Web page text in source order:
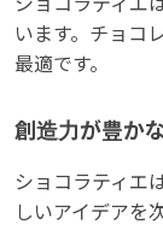
います。チョコ
最適です。
創造力が豊か
ショコラティエ
しいアイデアを